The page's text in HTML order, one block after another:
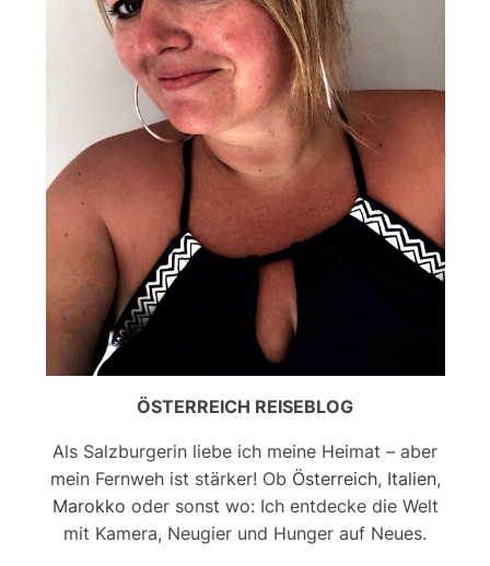
ÖSTERREICH REISEBLOG
Als Salzburgerin liebe ich meine Heimat – aber
mein Fernweh ist stärker! Ob Österreich, Italien,
Marokko oder sonst wo: Ich entdecke die Welt
mit Kamera, Neugier und Hunger auf Neues.